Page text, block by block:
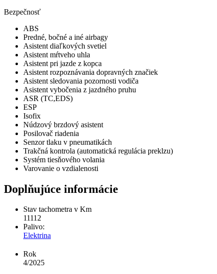
Bezpečnosť
ABS
Predné, bočné a iné airbagy
Asistent diaľkových svetiel
Asistent mŕtveho uhla
Asistent pri jazde z kopca
Asistent rozpoznávania dopravných značiek
Asistent sledovania pozornosti vodiča
Asistent vybočenia z jazdného pruhu
ASR (TC,EDS)
ESP
Isofix
Núdzový brzdový asistent
Posilovač riadenia
Senzor tlaku v pneumatikách
Trakčná kontrola (automatická regulácia preklzu)
Systém tiesňového volania
Varovanie o vzdialenosti
Doplňujúce informácie
Stav tachometra v Km
11112
Palivo:
Elektrina
Rok
4/2025